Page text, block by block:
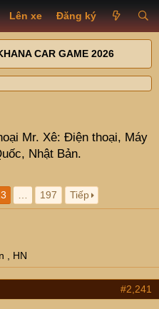
Lên xe Đăng ký
CAR GAME 2026
Mr. Xê: Điện thoại, Máy
Nhật Bản.
197 Tiếp
, HN
#2,241